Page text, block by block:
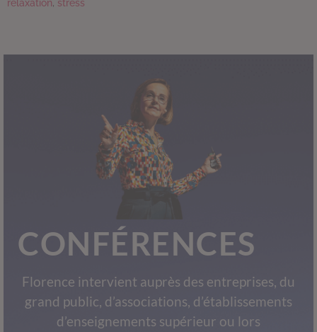
relaxation, stress
CONFÉRENCES
Florence intervient auprès des entreprises, du
grand public, d’associations, d’établissements
d’enseignements supérieur ou lors